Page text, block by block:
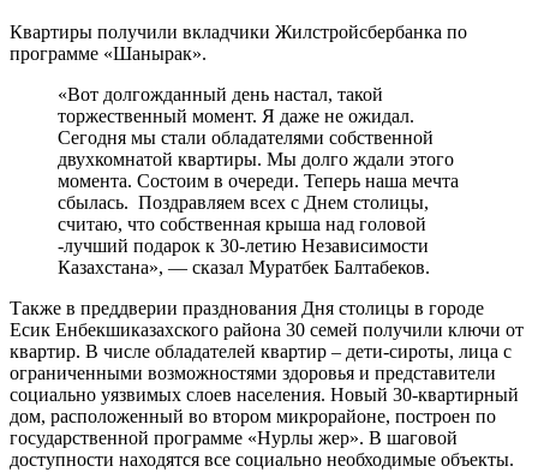
Квартиры получили вкладчики Жилстройсбербанка по
программе «Шанырак».
«Вот долгожданный день настал, такой
торжественный момент. Я даже не ожидал.
Сегодня мы стали обладателями собственной
двухкомнатой квартиры. Мы долго ждали этого
момента. Состоим в очереди. Теперь наша мечта
сбылась. Поздравляем всех с Днем столицы,
считаю, что собственная крыша над головой
-лучший подарок к 30-летию Независимости
Казахстана», — сказал Муратбек Балтабеков.
Также в преддверии празднования Дня столицы в городе
Есик Енбекшиказахского района 30 семей получили ключи от
квартир. В числе обладателей квартир – дети-сироты, лица с
ограниченными возможностями здоровья и представители
социально уязвимых слоев населения. Новый 30-квартирный
дом, расположенный во втором микрорайоне, построен по
государственной программе «Нурлы жер». В шаговой
доступности находятся все социально необходимые объекты.